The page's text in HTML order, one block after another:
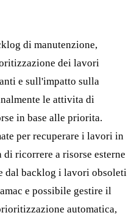
di manutenzione,
dei lavori
e sull'impatto sulla
le attivita di
in base alle priorita.
per recuperare i lavori in
ricorrere a risorse esterne
dal backlog i lavori obsoleti
e possibile gestire il
automatica,